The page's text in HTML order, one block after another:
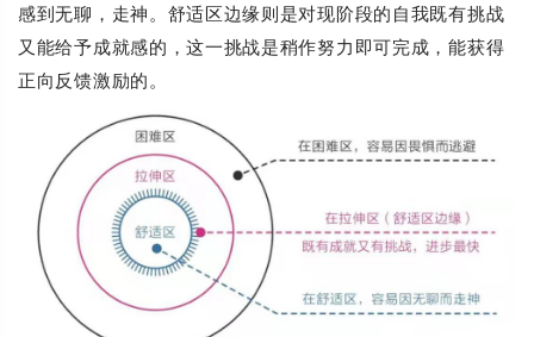
感到无聊，走神。舒适区边缘则是对现阶段的自我既有挑战
又能给予成就感的，这一挑战是稍作努力即可完成，能获得
正向反馈激励的。